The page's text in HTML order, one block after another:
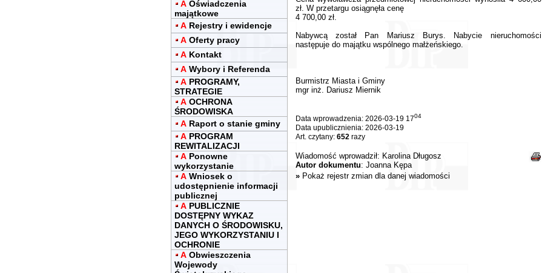
A Oświadczenia
majątkowe
A Rejestry i ewidencje
A Oferty pracy
A Kontakt
A Wybory i Referenda
A PROGRAMY,
STRATEGIE
A OCHRONA
ŚRODOWISKA
A Raport o stanie gminy
A PROGRAM
REWITALIZACJI
A Ponowne
wykorzystanie
A Wniosek o
udostępnienie informacji
publicznej
A PUBLICZNIE
DOSTĘPNY WYKAZ
DANYCH O ŚRODOWISKU,
JEGO WYKORZYSTANIU I
OCHRONIE
A Obwieszczenia
Wojewody
zł. W przetargu osiągnęła cenę
4 700,00 zł.
Nabywcą został Pan Mariusz Burys. Nabycie nieruchomości
następuje do majątku wspólnego małżeńskiego.
Burmistrz Miasta i Gminy
mgr inż. Dariusz Miernik
Data wprowadzenia: 2026-03-19 1704
Data upublicznienia: 2026-03-19
Art. czytany: 652razy
Wiadomość wprowadził: Karolina Długosz
Autor dokumentu: Joanna Kępa
» Pokaż rejestr zmian dla danej wiadomości